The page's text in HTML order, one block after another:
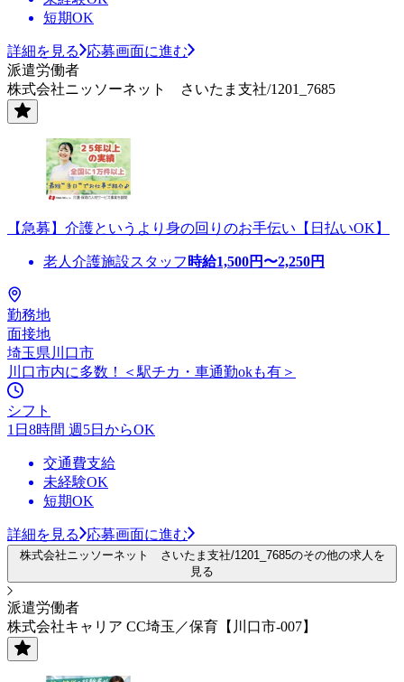
短期OK
詳細を見る
応募画面に進む
派遣労働者
株式会社ニッソーネット さいたま支社/1201_7685
【急募】介護というより身の回りのお手伝い【日払いOK】
老人介護施設スタッフ 時給1,500円〜2,250円
勤務地
面接地
埼玉県川口市
川口市内に多数！＜駅チカ・車通勤okも有＞
シフト
1日8時間 週5日からOK
交通費支給
未経験OK
短期OK
詳細を見る 応募画面に進む
株式会社ニッソーネット さいたま支社/1201_7685のその他の求人を
見る
派遣労働者
株式会社キャリア CC埼玉／保育【川口市-007】